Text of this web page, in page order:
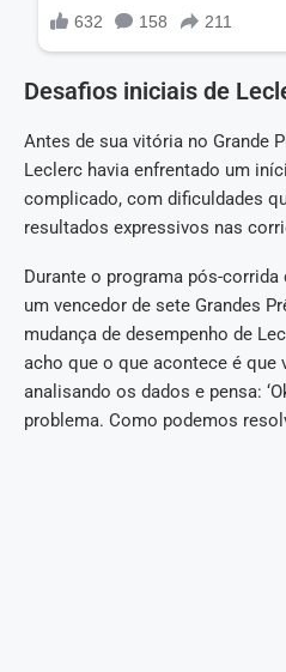
Desafios iniciais de
Antes de sua vitória no Grande
Leclerc havia enfrentado um
complicado, com dificuldades
resultados expressivos nas
Durante o programa pós-corrida
um vencedor de sete Grandes
mudança de desempenho de
acho que o que acontece é que
analisando os dados e pensa:
problema. Como podemos